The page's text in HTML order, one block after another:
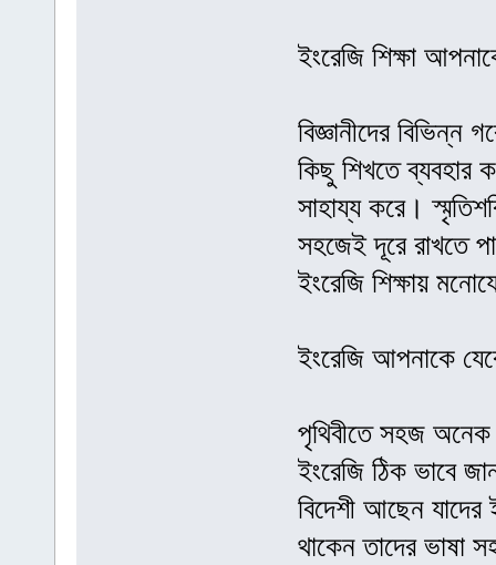
ইংরেজি শিক্ষা
বিজ্ঞানীদের
কিছু শিখতে ব্যবহার
সাহায্য করে।
সহজেই দূরে রাখতে
ইংরেজি শিক্ষায়
ইংরেজি আপনাকে
পৃথিবীতে সহজ অনেক
ইংরেজি ঠিক ভাবে
বিদেশী আছেন যাদের
থাকেন তাদের ভাষা